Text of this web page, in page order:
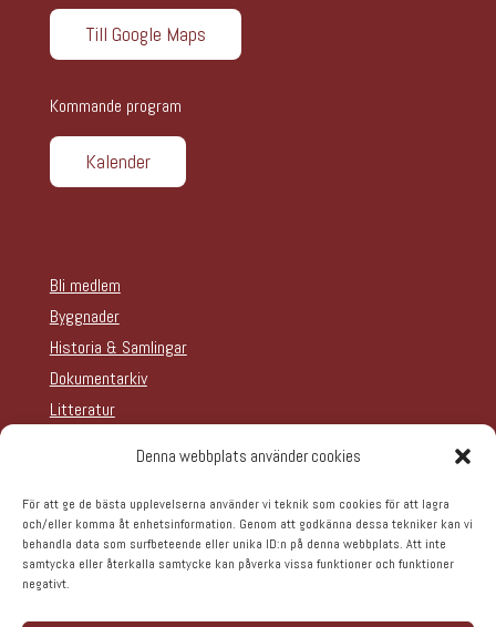
Denna webbplats använder cookies
För att ge de bästa upplevelserna använder vi teknik som cookies för att lagra
och/eller komma åt enhetsinformation. Genom att godkänna dessa tekniker kan vi
behandla data som surfbeteende eller unika ID:n på denna webbplats. Att inte
samtycka eller återkalla samtycke kan påverka vissa funktioner och funktioner
negativt.
Till Google Maps
Kommande program
Kalender
Bli medlem
Byggnader
Historia & Samlingar
Dokumentarkiv
Litteratur
Hyra lokal
Evenemangskalender